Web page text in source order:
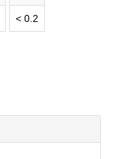
< 0.2